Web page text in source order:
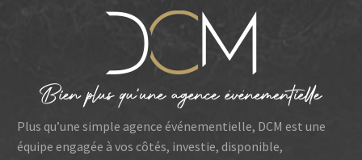
Plus qu’une simple agence événementielle, DCM est une
équipe engagée à vos côtés, investie, disponible,